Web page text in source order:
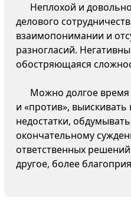
Неплохой и
делового
взаимопонимании и
разногласий.
обостряющаяся
Можно долгое время
и «против», выискивать
недостатки,
окончательному
ответственных
другое, более